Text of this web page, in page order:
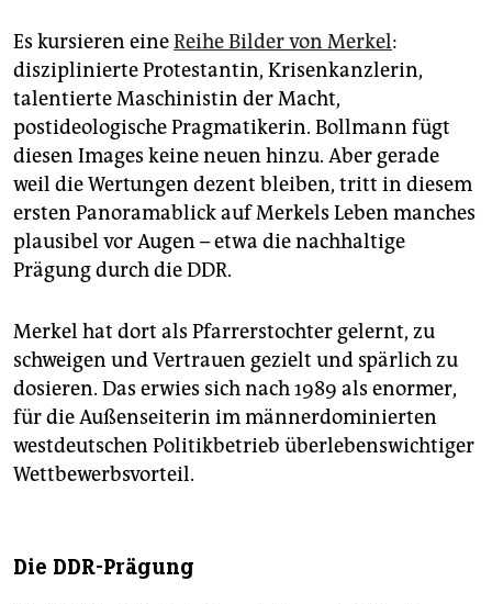
Es kursieren eineReihe Bilder von Merkel:
disziplinierte Protestantin, Krisenkanzlerin,
talentierte Maschinistin der Macht,
postideologische Pragmatikerin. Bollmann fügt
diesen Images keine neuen hinzu. Aber gerade
weil die Wertungen dezent bleiben, tritt in diesem
ersten Panoramablick auf Merkels Leben manches
plausibel vor Augen – etwa die nachhaltige
Prägung durch die DDR.
Merkel hat dort als Pfarrerstochter gelernt, zu
schweigen und Vertrauen gezielt und spärlich zu
dosieren. Das erwies sich nach 1989 als enormer,
für die Außenseiterin im männerdominierten
westdeutschen Politikbetrieb überlebenswichtiger
Wettbewerbsvorteil.
Die DDR-Prägung